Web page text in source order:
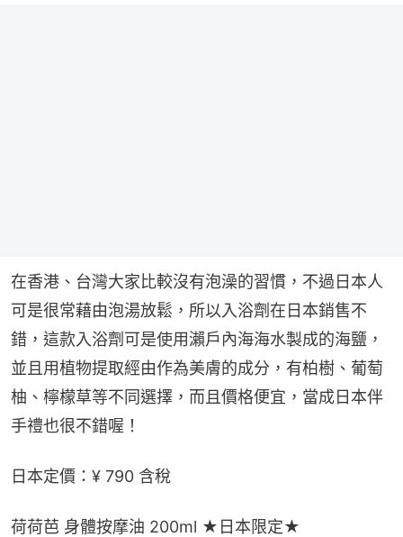
在香港、台灣大家比較沒有泡澡的習慣，不過日本人
可是很常藉由泡湯放鬆，所以入浴劑在日本銷售不
錯，這款入浴劑可是使用瀨戶內海海水製成的海鹽，
並且用植物提取經由作為美膚的成分，有柏樹、葡萄
柚、檸檬草等不同選擇，而且價格便宜，當成日本伴
手禮也很不錯喔！
日本定價：¥ 790 含稅
荷荷芭 身體按摩油 200ml ★日本限定★